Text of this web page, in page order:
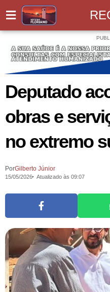
Deputado
obras e
no extremo
PorGilberto Júnior
15/05/2026 Atualizado às 09:07